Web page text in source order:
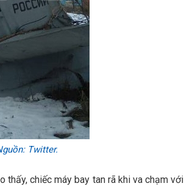
Twitter.
thấy, chiếc máy bay tan rã khi va chạm với